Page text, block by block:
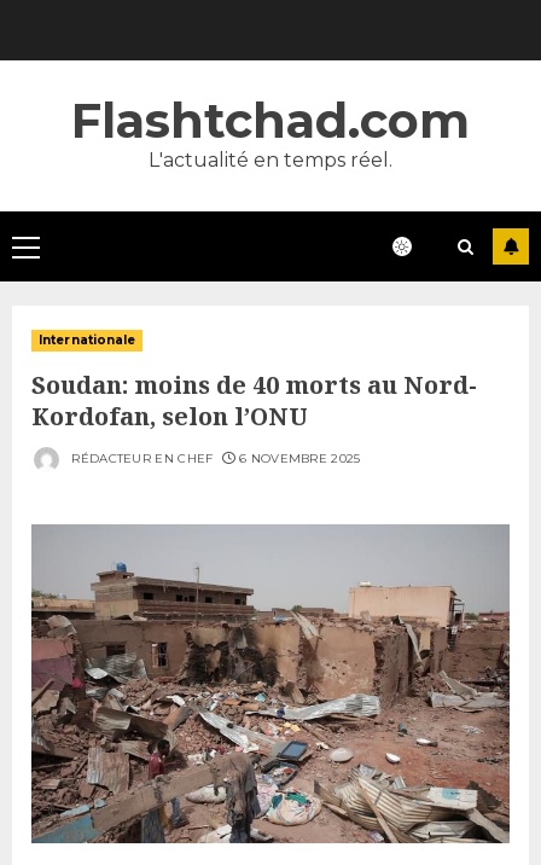
Flashtchad.com
L'actualité en temps réel.
Primary
Menu
Internationale
Soudan: moins de 40 morts au Nord-
Kordofan, selon l’ONU
RÉDACTEUR EN CHEF 6 NOVEMBRE 2025